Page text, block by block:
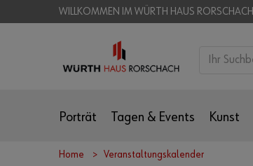
WILLKOMMEN IM WÜRTH HAUS RORSCHACH
Porträt Tagen & Events Kunst
Home Veranstaltungskalender